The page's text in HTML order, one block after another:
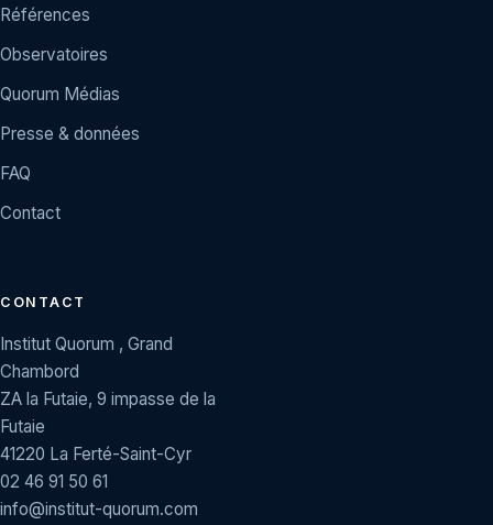
Références
Observatoires
Quorum Médias
Presse & données
FAQ
Contact
CONTACT
Institut Quorum , Grand
Chambord
ZA la Futaie, 9 impasse de la
Futaie
41220 La Ferté-Saint-Cyr
02 46 91 50 61
info@institut-quorum.com